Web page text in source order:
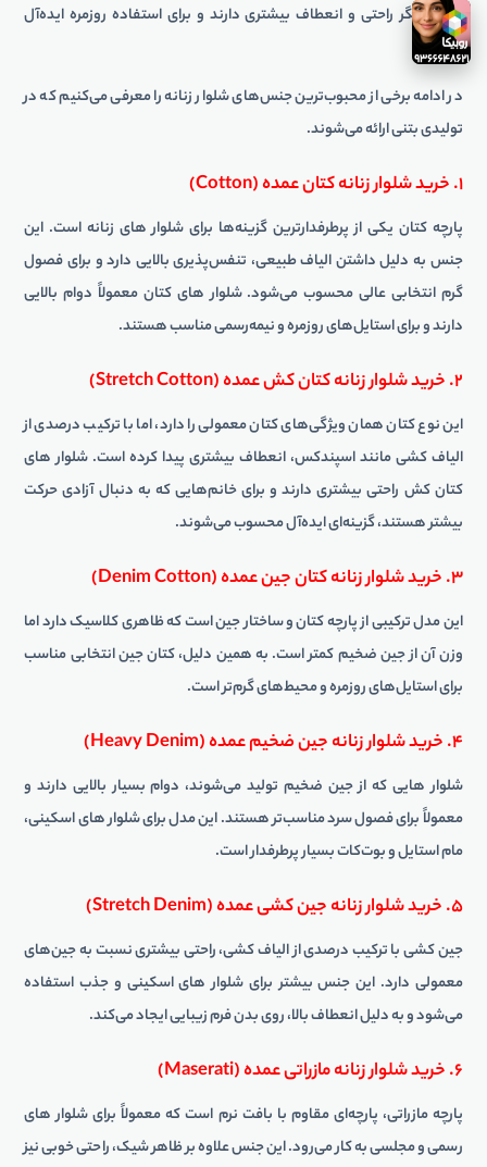
برخی دیگر راحتی و انعطاف بیشتری دارند و برای استفاده روزمره ایده‌آل
هستند.
در ادامه برخی از محبوب‌ترین جنس‌های شلوار زنانه را معرفی می‌کنیم که در
تولیدی بتنی ارائه می‌شوند.
۱. خرید شلوار زنانه کتان عمده (Cotton)
پارچه کتان یکی از پرطرفدارترین گزینه‌ها برای شلوار های زنانه است. این
جنس به دلیل داشتن الیاف طبیعی، تنفس‌پذیری بالایی دارد و برای فصول
گرم انتخابی عالی محسوب می‌شود. شلوار های کتان معمولاً دوام بالایی
دارند و برای استایل‌های روزمره و نیمه‌رسمی مناسب هستند.
۲. خرید شلوار زنانه کتان کش عمده (Stretch Cotton)
این نوع کتان همان ویژگی‌های کتان معمولی را دارد، اما با ترکیب درصدی از
الیاف کشی مانند اسپندکس، انعطاف بیشتری پیدا کرده است. شلوار های
کتان کش راحتی بیشتری دارند و برای خانم‌هایی که به دنبال آزادی حرکت
بیشتر هستند، گزینه‌ای ایده‌آل محسوب می‌شوند.
۳. خرید شلوار زنانه کتان جین عمده (Denim Cotton)
این مدل ترکیبی از پارچه کتان و ساختار جین است که ظاهری کلاسیک دارد اما
وزن آن از جین ضخیم کمتر است. به همین دلیل، کتان جین انتخابی مناسب
برای استایل‌های روزمره و محیط‌های گرم‌تر است.
۴. خرید شلوار زنانه جین ضخیم عمده (Heavy Denim)
شلوار هایی که از جین ضخیم تولید می‌شوند، دوام بسیار بالایی دارند و
معمولاً برای فصول سرد مناسب‌تر هستند. این مدل برای شلوار های اسکینی،
مام استایل و بوت‌کات بسیار پرطرفدار است.
۵. خرید شلوار زنانه جین کشی عمده (Stretch Denim)
جین کشی با ترکیب درصدی از الیاف کشی، راحتی بیشتری نسبت به جین‌های
معمولی دارد. این جنس بیشتر برای شلوار های اسکینی و جذب استفاده
می‌شود و به دلیل انعطاف بالا، روی بدن فرم زیبایی ایجاد می‌کند.
۶. خرید شلوار زنانه مازراتی عمده (Maserati)
پارچه مازراتی، پارچه‌ای مقاوم با بافت نرم است که معمولاً برای شلوار های
رسمی و مجلسی به کار می‌رود. این جنس علاوه بر ظاهر شیک، راحتی خوبی نیز